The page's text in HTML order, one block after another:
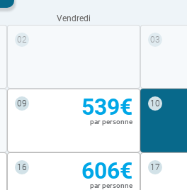
Vendredi
02 03
09 539€
par personne
10
16 606€
par personne
17